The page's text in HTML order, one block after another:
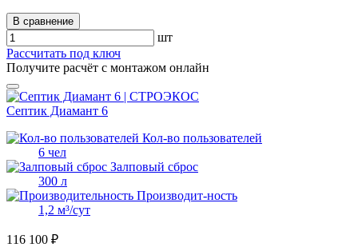
В сравнение
шт
Рассчитать под ключ
Получите расчёт с монтажом онлайн
Септик Диамант 6
Кол-во пользователей
6 чел
Залповый сброс
300 л
Производит-ность
1,2 м³/сут
116 100 ₽